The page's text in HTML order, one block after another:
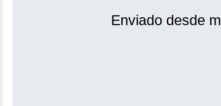
Enviado desde